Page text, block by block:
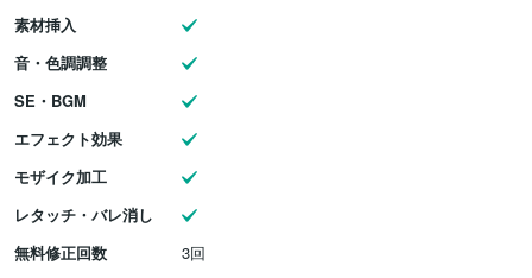
素材挿入
音・色調調整
SE・BGM
エフェクト効果
モザイク加工
レタッチ・バレ消し
無料修正回数
3回